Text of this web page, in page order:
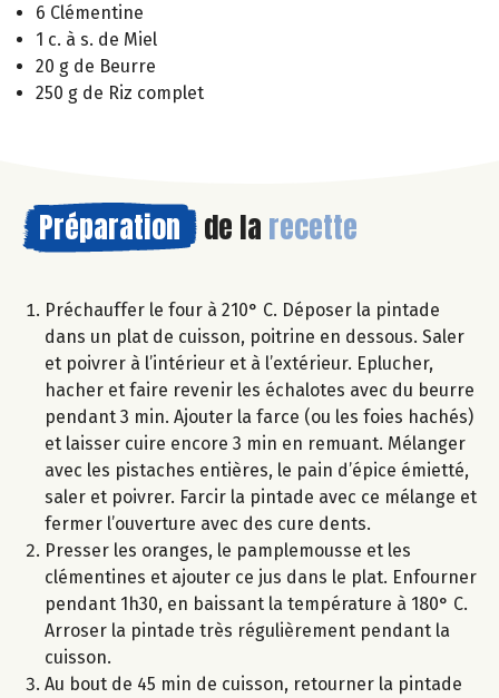
6 Clémentine
1 c. à s. de Miel
20 g de Beurre
250 g de Riz complet
Préparation de la recette
Préchauffer le four à 210° C. Déposer la pintade
dans un plat de cuisson, poitrine en dessous. Saler
et poivrer à l’intérieur et à l’extérieur. Eplucher,
hacher et faire revenir les échalotes avec du beurre
pendant 3 min. Ajouter la farce (ou les foies hachés)
et laisser cuire encore 3 min en remuant. Mélanger
avec les pistaches entières, le pain d’épice émietté,
saler et poivrer. Farcir la pintade avec ce mélange et
fermer l’ouverture avec des cure dents.
Presser les oranges, le pamplemousse et les
clémentines et ajouter ce jus dans le plat. Enfourner
pendant 1h30, en baissant la température à 180° C.
Arroser la pintade très régulièrement pendant la
cuisson.
Au bout de 45 min de cuisson, retourner la pintade